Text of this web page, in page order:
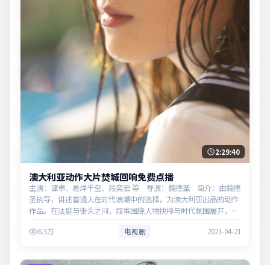
2:29:40
澳大利亚动作大片焚城回响免费点播
主演：谭卓、易烊千玺、段奕宏 等 导演：魏德圣 简介：由魏德
圣执导，讲述普通人在时代浪潮中的选择，为澳大利亚出品的动作
作品。在法庭与街头之间，叙事围绕人物抉择与时代氛围展开，见
与现实意义。
6.5万 电视剧 2021-04-21